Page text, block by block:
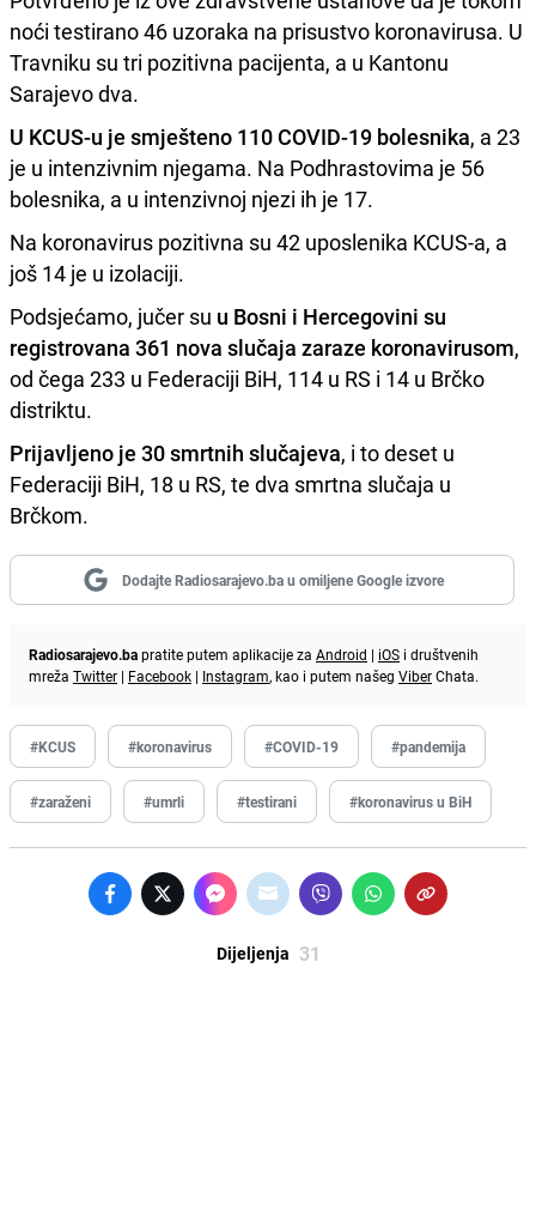
noći testirano 46 uzoraka na prisustvo koronavirusa. U
Travniku su tri pozitivna pacijenta, a u Kantonu
Sarajevo dva.
U KCUS-u je smješteno 110 COVID-19 bolesnika, a 23
je u intenzivnim njegama. Na Podhrastovima je 56
bolesnika, a u intenzivnoj njezi ih je 17.
Na koronavirus pozitivna su 42 uposlenika KCUS-a, a
još 14 je u izolaciji.
Podsjećamo, jučer su u Bosni i Hercegovini su
registrovana 361 nova slučaja zaraze koronavirusom,
od čega 233 u Federaciji BiH, 114 u RS i 14 u Brčko
distriktu.
Prijavljeno je 30 smrtnih slučajeva, i to deset u
Federaciji BiH, 18 u RS, te dva smrtna slučaja u
Brčkom.
Dodajte Radiosarajevo.ba u omiljene Google izvore
Radiosarajevo.bapratite putem aplikacije za Android | iOS i društvenih
mreža Twitter | Facebook | Instagram, kao i putem našeg ViberChata.
#KCUS #koronavirus #COVID-19 #pandemija
#zaraženi #umrli #testirani #koronavirus u BiH
Dijeljenja 31